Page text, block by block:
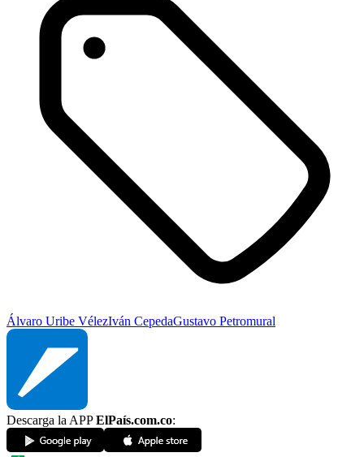
Álvaro Uribe VélezIván CepedaGustavo Petromural
Descarga la APPElPaís.com.co: